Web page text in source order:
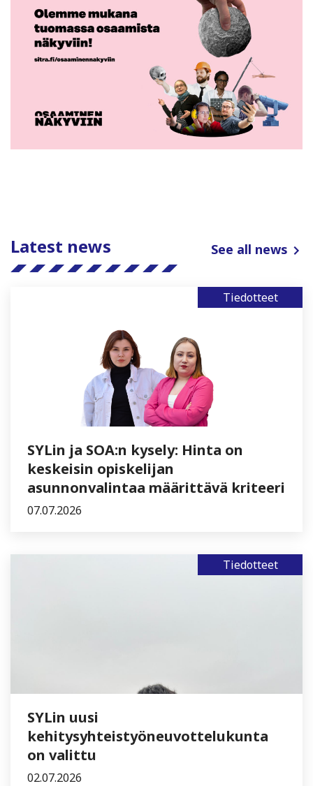
Latest news See all news
Tiedotteet
SYLin ja SOA:n kysely: Hinta on
keskeisin opiskelijan
asunnonvalintaa määrittävä kriteeri
07.07.2026
Tiedotteet
SYLin uusi
kehitysyhteistyöneuvottelukunta
on valittu
02.07.2026